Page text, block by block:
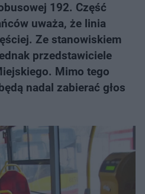
192. Część
uważa, że linia
Ze stanowiskiem
przedstawiciele
Mimo tego
nadal zabierać głos